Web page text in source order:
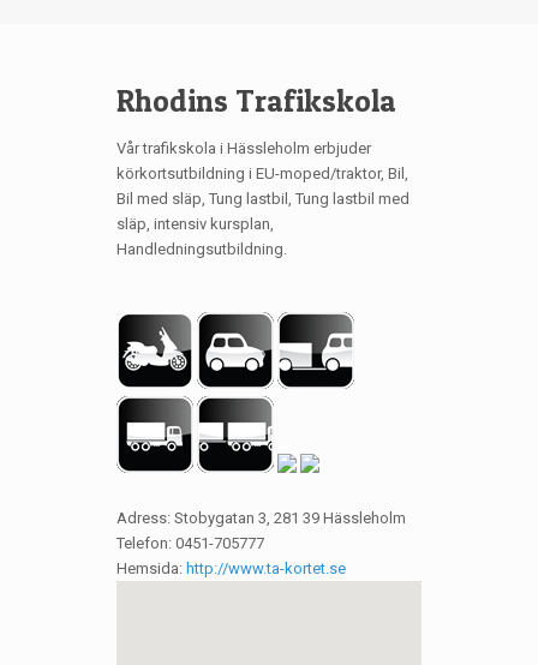
Rhodins Trafikskola
Vår trafikskola i Hässleholm erbjuder
körkortsutbildning i EU-moped/traktor, Bil,
Bil med släp, Tung lastbil, Tung lastbil med
släp, intensiv kursplan,
Handledningsutbildning.
Adress: Stobygatan 3, 281 39 Hässleholm
Telefon: 0451-705777
Hemsida: http://www.ta-kortet.se